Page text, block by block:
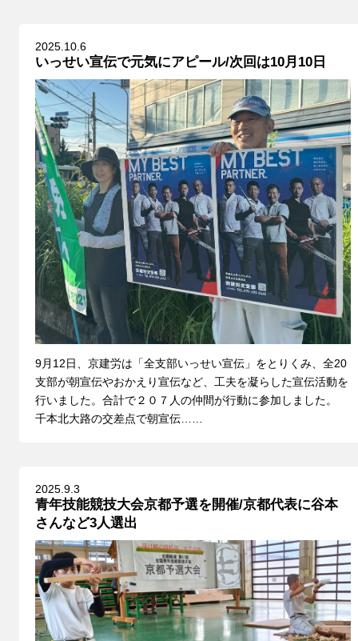
2025.10.6
いっせい宣伝で元気にアピール/次回は10月10日
9月12日、京建労は「全支部いっせい宣伝」をとりくみ、全20
支部が朝宣伝やおかえり宣伝など、工夫を凝らした宣伝活動を
行いました。合計で２０７人の仲間が行動に参加しました。
千本北大路の交差点で朝宣伝……
2025.9.3
青年技能競技大会京都予選を開催/京都代表に谷本
さんなど3人選出